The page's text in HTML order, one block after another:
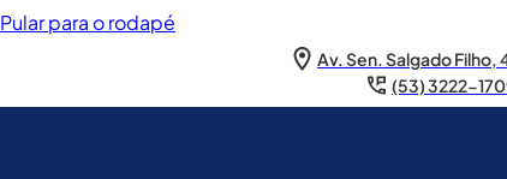
Pular para o rodapé
Av. Sen. Salgado Filho,
(53) 3222-